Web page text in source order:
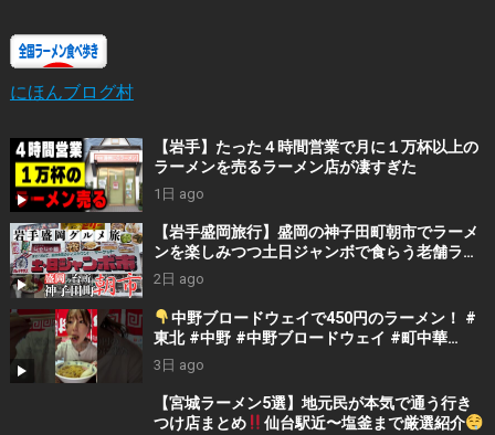
にほんブログ村
【岩手】たった４時間営業で月に１万杯以上の
ラーメンを売るラーメン店が凄すぎた
1日 ago
【岩手盛岡旅行】盛岡の神子田町朝市でラーメ
ンを楽しみつつ土日ジャンボで食らう老舗ラー
メン 豪ーめん ラーメン☆ビリー
2日 ago
中野ブロードウェイで450円のラーメン！ ⁠#
東北 #中野 #中野ブロードウェイ #町中華
3日 ago
【宮城ラーメン5選】地元民が本気で通う行き
つけ店まとめ
仙台駅近〜塩釜まで厳選紹介